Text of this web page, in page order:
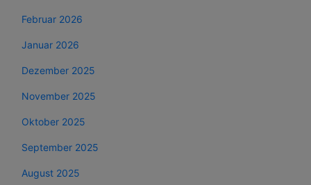
Februar 2026
Januar 2026
Dezember 2025
November 2025
Oktober 2025
September 2025
August 2025